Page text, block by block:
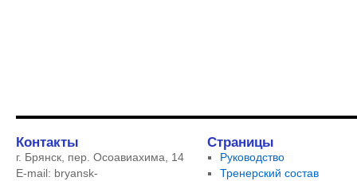
Контакты
г. Брянск, пер. Осоавиахима, 14
E-mail: bryansk-
Страницы
Руководство
Тренерский состав